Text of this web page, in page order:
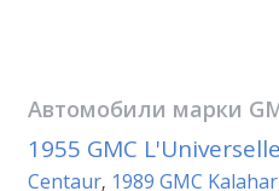
Автомобили марки
1955 GMC
Centaur, 1989 GMC